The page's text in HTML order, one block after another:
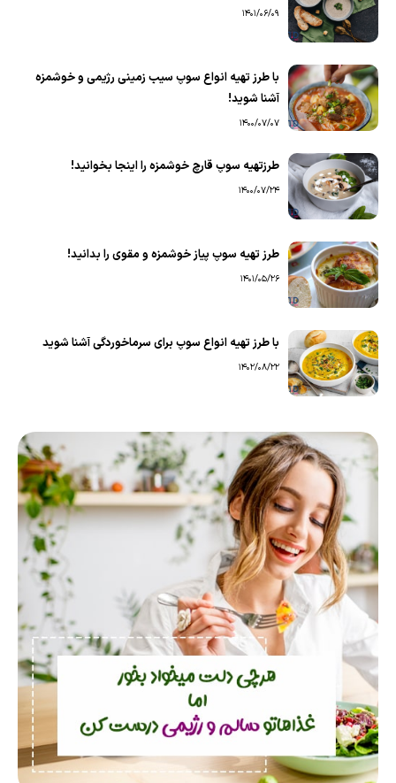
1401/06/09
با طرز تهیه انواع سوپ سیب زمینی رژیمی و خوشمزه
آشنا شوید!
1400/07/07
طرزتهیه سوپ قارچ خوشمزه را اینجا بخوانید!
1400/07/24
طرز تهیه سوپ پیاز خوشمزه و مقوی را بدانید!
1401/05/26
با طرز تهیه انواع سوپ برای سرماخوردگی آشنا شوید
1402/08/22